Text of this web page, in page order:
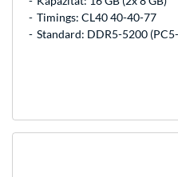
Timings: CL40 40-40-77
Standard: DDR5-5200